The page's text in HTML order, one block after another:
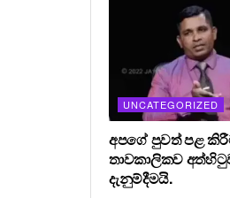
UNCATEGORIZED
අපගේ පුවත් පළ
තාවකාලිකව
දැනුම්දීමයි.